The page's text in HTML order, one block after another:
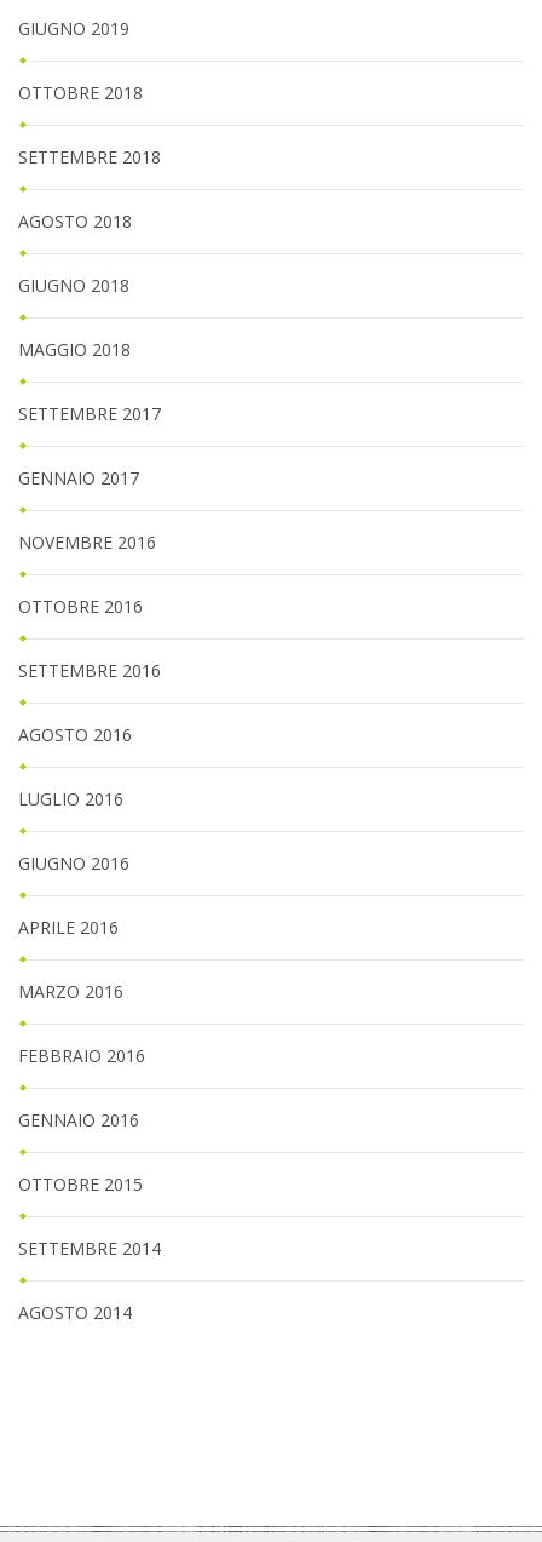
GIUGNO 2019
OTTOBRE 2018
SETTEMBRE 2018
AGOSTO 2018
GIUGNO 2018
MAGGIO 2018
SETTEMBRE 2017
GENNAIO 2017
NOVEMBRE 2016
OTTOBRE 2016
SETTEMBRE 2016
AGOSTO 2016
LUGLIO 2016
GIUGNO 2016
APRILE 2016
MARZO 2016
FEBBRAIO 2016
GENNAIO 2016
OTTOBRE 2015
SETTEMBRE 2014
AGOSTO 2014